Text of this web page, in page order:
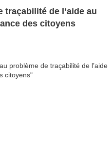
de l’aide au
des citoyens